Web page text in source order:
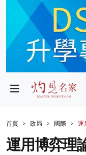
政局
財經
生活
首頁 政局 國際 運
運用博弈理